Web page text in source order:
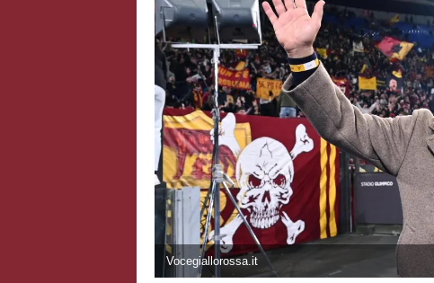
Vocegiallorossa.it